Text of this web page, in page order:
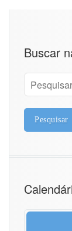
Buscar